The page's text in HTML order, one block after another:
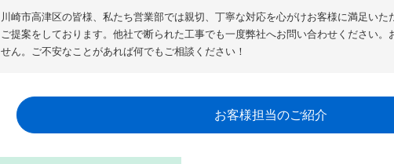
川崎市高津区の皆様、私たち営業部では親切、丁寧な対応を心がけお客様に満足いた
ご提案をしております。他社で断られた工事でも一度弊社へお問い合わせください。
せん。ご不安なことがあれば何でもご相談ください！
お客様担当のご紹介